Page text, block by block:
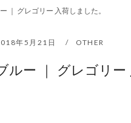
｜ グレゴリー 入荷しました。
年5月21日 OTHER
ルー ｜ グレゴリー